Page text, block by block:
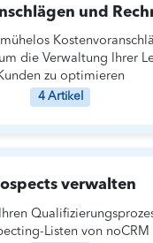
und
die Verwaltung Ihrer
zu optimieren
4 Artikel
verwalten
Listen von noCRM